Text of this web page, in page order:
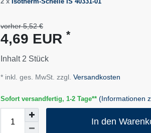
vorher 5,52 €
4,69 EUR *
Inhalt 2 Stück
* inkl. ges. MwSt. zzgl. Versandkosten
Sofort versandfertig, 1-2 Tage** (Informationen
In den